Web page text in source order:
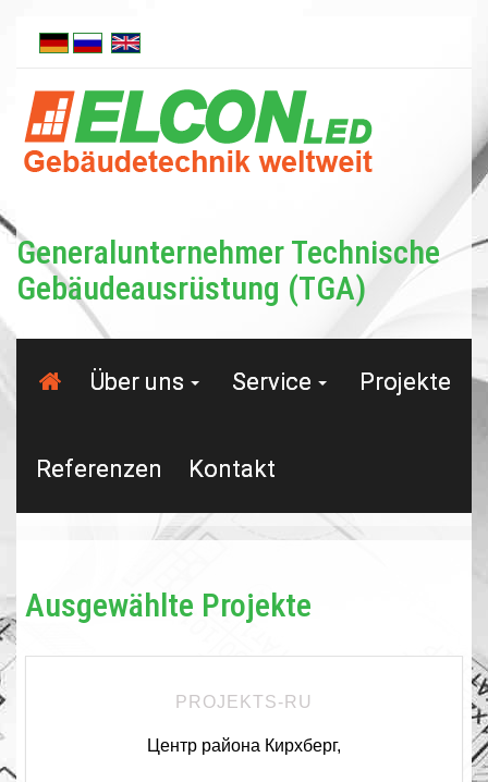
Generalunternehmer Tech­nische
Gebäudeausrüstung (TGA)
Über uns Service Projekte
Referenzen Kontakt
Ausgewählte Projekte
PROJEKTS-RU
Центр района Кирхберг,